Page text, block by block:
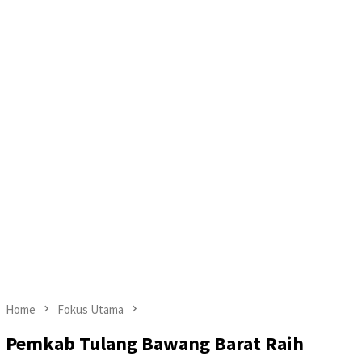
Home Fokus Utama
Pemkab Tulang Bawang Barat Raih